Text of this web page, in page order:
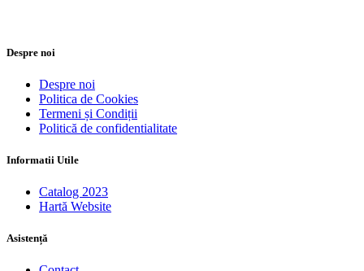
Despre noi
Despre noi
Politica de Cookies
Termeni și Condiții
Politică de confidentialitate
Informatii Utile
Catalog 2023
Hartă Website
Asistență